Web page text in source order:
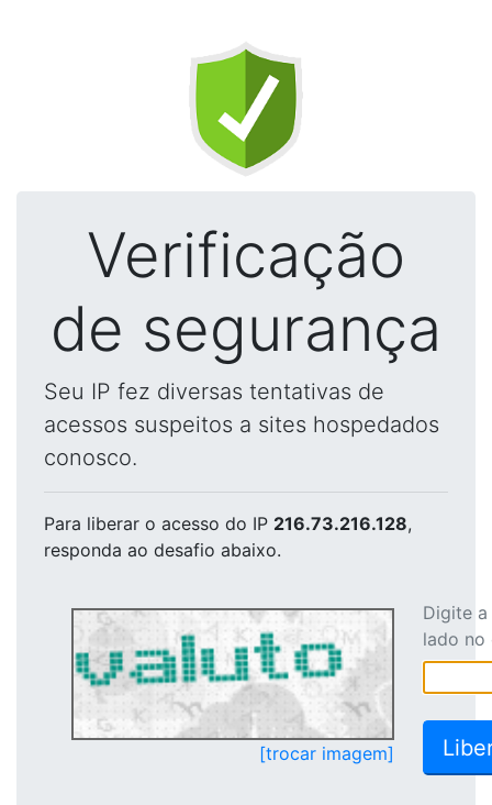
Verificação
de segurança
Seu IP fez diversas tentativas de
acessos suspeitos a sites hospedados
conosco.
Para liberar o acesso do IP 216.73.216.128,
responda ao desafio abaixo.
[trocar imagem]
Digite
lado no